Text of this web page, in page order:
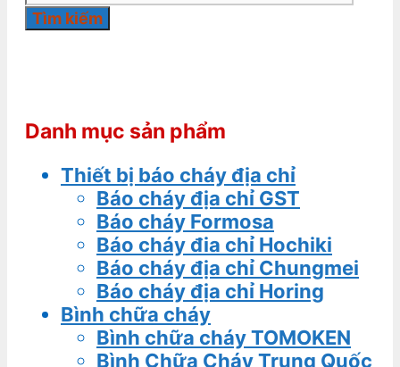
Danh mục sản phẩm
Thiết bị báo cháy địa chỉ
Báo cháy địa chỉ GST
Báo cháy Formosa
Báo cháy đia chỉ Hochiki
Báo cháy địa chỉ Chungmei
Báo cháy địa chỉ Horing
Bình chữa cháy
Bình chữa cháy TOMOKEN
Bình Chữa Cháy Trung Quốc